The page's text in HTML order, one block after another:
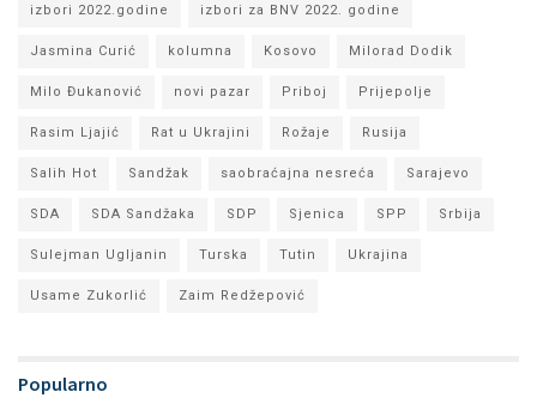
izbori 2022.godine izbori za BNV 2022. godine
Jasmina Curić kolumna Kosovo Milorad Dodik
Milo Đukanović novi pazar Priboj Prijepolje
Rasim Ljajić Rat u Ukrajini Rožaje Rusija
Salih Hot Sandžak saobraćajna nesreća Sarajevo
SDA SDA Sandžaka SDP Sjenica SPP Srbija
Sulejman Ugljanin Turska Tutin Ukrajina
Usame Zukorlić Zaim Redžepović
Popularno